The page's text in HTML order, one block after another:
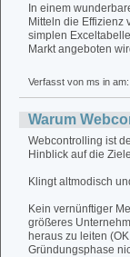
In einem
Mitteln die Effizienz
simplen
Markt angeboten
Verfasst von ms in
Warum
Webcontrolling ist
Hinblick auf die
Klingt altmodisch
Kein vernünftiger
größeres
heraus zu leiten
Gründungsphase